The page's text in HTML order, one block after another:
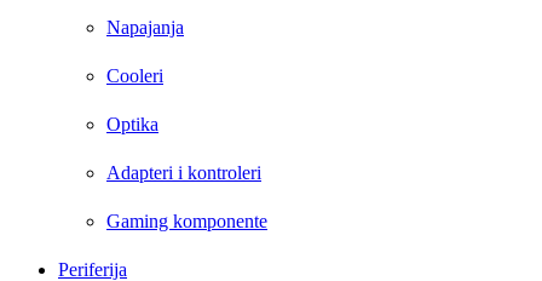
Napajanja
Cooleri
Optika
Adapteri i kontroleri
Gaming komponente
Periferija